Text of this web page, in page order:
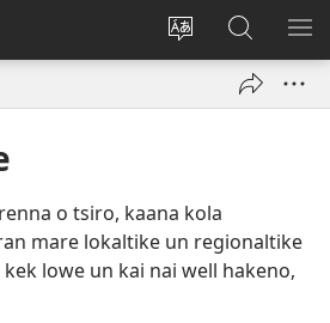
I
website
Melde
tut
Rode
ap
JW.ORG
o tsiro, kaana kola
mare lokaltike un regionaltike
lowe un kai nai well hakeno,